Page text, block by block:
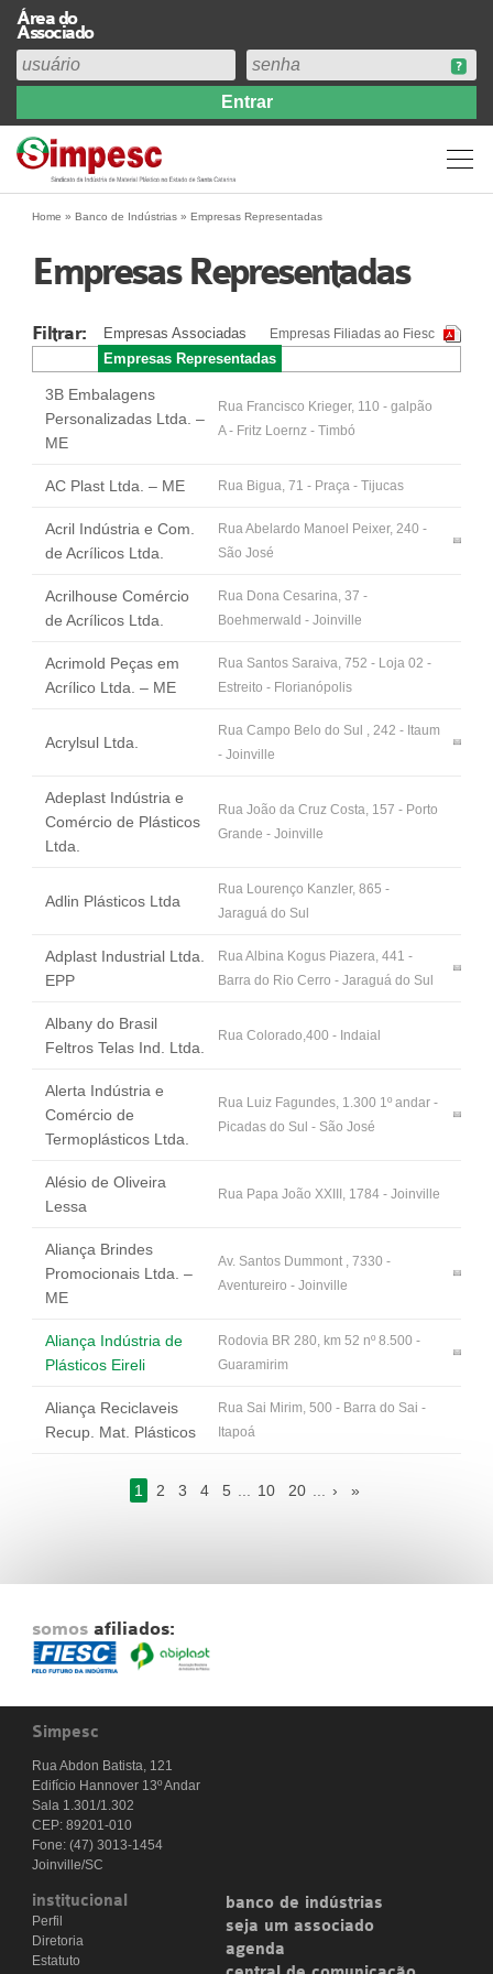
Área do
Associado
Institucional
Perfil
Diretoria
Abrangência
Acervo
Prestação de Contas
Central de Comunicação
Links
Agenda
NOSSAS ASSOCIADAS
SEJA UM ASSOCIADO
VAGAS
Home » Banco de Indústrias » Empresas Representadas
Empresas Representadas
Empresas Filiadas ao Fiesc
Filtrar:
Empresas Associadas
Empresas Representadas
3B Embalagens
Personalizadas Ltda. –
ME
Rua Francisco Krieger, 110 - galpão
A - Fritz Loernz - Timbó
AC Plast Ltda. – ME Rua Bigua, 71 - Praça - Tijucas
Acril Indústria e Com.
de Acrílicos Ltda.
Rua Abelardo Manoel Peixer, 240 -
São José
Acrilhouse Comércio
de Acrílicos Ltda.
Rua Dona Cesarina, 37 -
Boehmerwald - Joinville
Acrimold Peças em
Acrílico Ltda. – ME
Rua Santos Saraiva, 752 - Loja 02 -
Estreito - Florianópolis
Acrylsul Ltda.
Rua Campo Belo do Sul , 242 - Itaum
- Joinville
Adeplast Indústria e
Comércio de Plásticos
Ltda.
Rua João da Cruz Costa, 157 - Porto
Grande - Joinville
Adlin Plásticos Ltda
Rua Lourenço Kanzler, 865 -
Jaraguá do Sul
Adplast Industrial Ltda.
EPP
Rua Albina Kogus Piazera, 441 -
Barra do Rio Cerro - Jaraguá do Sul
Albany do Brasil
Feltros Telas Ind. Ltda.
Rua Colorado,400 - Indaial
Alerta Indústria e
Comércio de
Termoplásticos Ltda.
Rua Luiz Fagundes, 1.300 1º andar -
Picadas do Sul - São José
Alésio de Oliveira
Lessa
Rua Papa João XXIII, 1784 - Joinville
Aliança Brindes
Promocionais Ltda. –
ME
Av. Santos Dummont , 7330 -
Aventureiro - Joinville
Aliança Indústria de
Plásticos Eireli
Rodovia BR 280, km 52 nº 8.500 -
Guaramirim
Aliança Reciclaveis
Recup. Mat. Plásticos
Rua Sai Mirim, 500 - Barra do Sai -
Itapoá
1 2 3 4 5 10 20 › »
somos afiliados:
Simpesc
Rua Abdon Batista, 121
Edifício Hannover 13º Andar
Sala 1.301/1.302
CEP: 89201-010
Fone: (47) 3013-1454
Joinville/SC
institucional
Perfil
Diretoria
Estatuto
banco de indústrias
seja um associado
agenda